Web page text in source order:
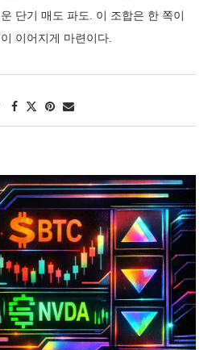
단기 매도 파도. 이 조합은 한 쪽이
이어지게 마련이다.